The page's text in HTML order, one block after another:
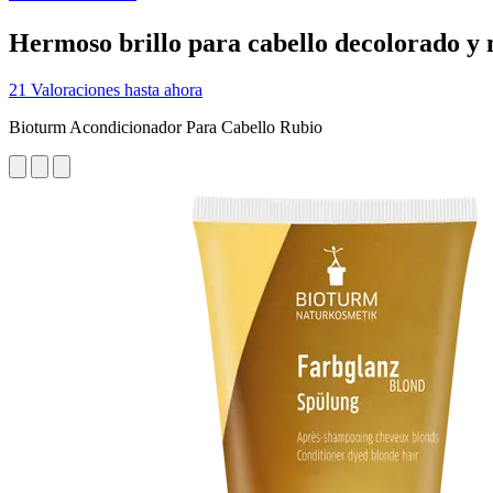
Hermoso brillo para cabello decolorado y
21 Valoraciones hasta ahora
Bioturm Acondicionador Para Cabello Rubio